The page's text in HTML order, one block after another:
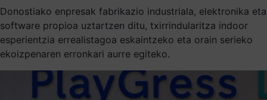
Donostiako enpresak fabrikazio industriala, elektronika eta
software propioa uztartzen ditu, txirrindularitza indoor
esperientzia errealistagoa eskaintzeko eta orain serieko
ekoizpenaren erronkari aurre egiteko.